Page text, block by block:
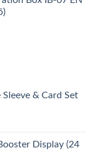
& Card Set
Display (24